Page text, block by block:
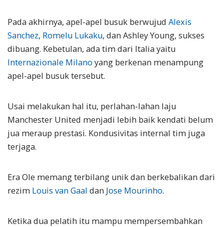
Pada akhirnya, apel-apel busuk berwujud Alexis
Sanchez, Romelu Lukaku, dan Ashley Young, sukses
dibuang. Kebetulan, ada tim dari Italia yaitu
Internazionale Milano yang berkenan menampung
apel-apel busuk tersebut.
Usai melakukan hal itu, perlahan-lahan laju
Manchester United menjadi lebih baik kendati belum
jua meraup prestasi. Kondusivitas internal tim juga
terjaga.
Era Ole memang terbilang unik dan berkebalikan dari
rezim Louis van Gaal dan Jose Mourinho.
Ketika dua pelatih itu mampu mempersembahkan